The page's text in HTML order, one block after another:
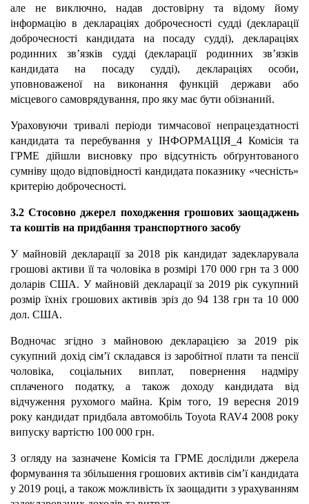
але не виключно, надав достовірну та відому йому
інформацію в деклараціях доброчесності судді (декларації
доброчесності кандидата на посаду судді), деклараціях
родинних зв’язків судді (декларації родинних зв’язків
кандидата на посаду судді), деклараціях особи,
уповноваженої на виконання функцій держави або
місцевого самоврядування, про яку має бути обізнаний.
Ураховуючи тривалі періоди тимчасової непрацездатності
кандидата та перебування у ІНФОРМАЦІЯ_4 Комісія та
ГРМЕ дійшли висновку про відсутність обґрунтованого
сумніву щодо відповідності кандидата показнику «чесність»
критерію доброчесності.
3.2 Стосовно джерел походження грошових заощаджень
та коштів на придбання транспортного засобу
У майновій декларації за 2018 рік кандидат задекларувала
грошові активи її та чоловіка в розмірі 170 000 грн та 3 000
доларів США. У майновій декларації за 2019 рік сукупний
розмір їхніх грошових активів зріз до 94 138 грн та 10 000
дол. США.
Водночас згідно з майновою декларацією за 2019 рік
сукупний дохід сім’ї складався із заробітної плати та пенсії
чоловіка, соціальних виплат, повернення надміру
сплаченого податку, а також доходу кандидата від
відчуження рухомого майна. Крім того, 19 вересня 2019
року кандидат придбала автомобіль Toyota RAV4 2008 року
випуску вартістю 100 000 грн.
З огляду на зазначене Комісія та ГРМЕ дослідили джерела
формування та збільшення грошових активів сім’ї кандидата
у 2019 році, а також можливість їх заощадити з урахуванням